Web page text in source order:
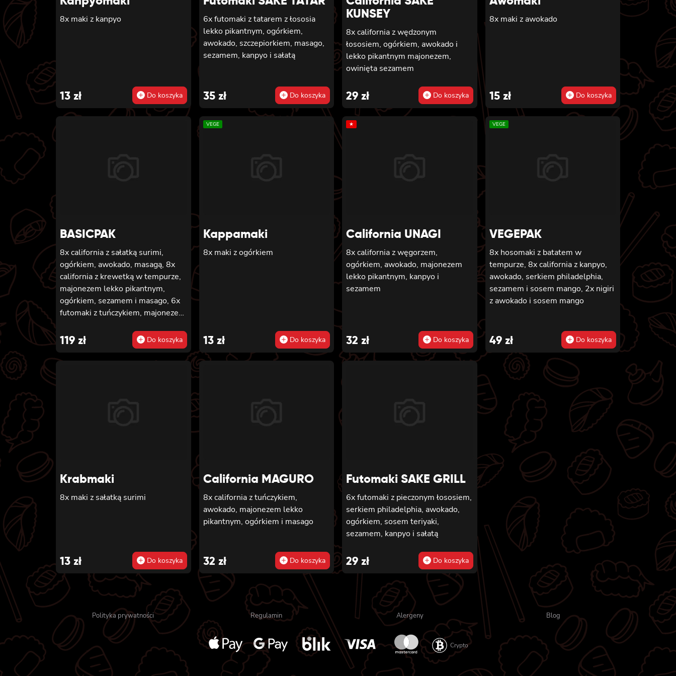
TUŃCZYKIEM, majonezem lekko
pikantnym, awokado, ogórkiem i
sałatą 6x futomaki z KREWETKĄ
w tempurze, ogórkiem, sałatą i
majonezem lekko pikantnym 6x
futomaki z ŁOSOSIEM, awokado,
ogórkiem, serkiem philadelphia i
ŁOSOSIEM, serkiem philadelphia,
awokado, ogórkiem, kanpyo i
sałatą
8x maki z kanpyo
13 zł Do koszyka
6x futomaki z tatarem z łososia
lekko pikantnym, ogórkiem,
awokado, szczepiorkiem, masago,
sezamem, kanpyo i sałatą
35 zł Do koszyka
KUNSEY
8x california z wędzonym
łososiem, ogórkiem, awokado i
lekko pikantnym majonezem,
owinięta sezamem
29 zł Do koszyka
8x maki z awokado
15 zł Do koszyka
BASICPAK
8x california z sałatką surimi,
ogórkiem, awokado, masagą, 8x
california z krewetką w tempurze,
majonezem lekko pikantnym,
ogórkiem, sezamem i masago, 6x
futomaki z tuńczykiem, majonezem
ogórkiem i sałatą, 6x futomaki z
pieczonym łososiem, ogórkiem,
majonezem lekko pikantnym,
pikantnym, 8x maki z kanpyo
119 zł Do koszyka
VEGE
Kappamaki
8x maki z ogórkiem
13 zł Do koszyka
★
California UNAGI
8x california z węgorzem,
ogórkiem, awokado, majonezem
lekko pikantnym, kanpyo i
sezamem
32 zł Do koszyka
VEGE
VEGEPAK
8x hosomaki z batatem w
tempurze, 8x california z kanpyo,
awokado, serkiem philadelphia,
sezamem i sosem mango, 2x nigiri
z awokado i sosem mango
49 zł Do koszyka
Krabmaki
8x maki z sałatką surimi
13 zł Do koszyka
California MAGURO
8x california z tuńczykiem,
awokado, majonezem lekko
pikantnym, ogórkiem i masago
32 zł Do koszyka
Futomaki SAKE GRILL
6x futomaki z pieczonym łososiem,
serkiem philadelphia, awokado,
ogórkiem, sosem teriyaki,
sezamem, kanpyo i sałatą
29 zł Do koszyka
Polityka prywatności Regulamin Alergeny Blog
Crypto